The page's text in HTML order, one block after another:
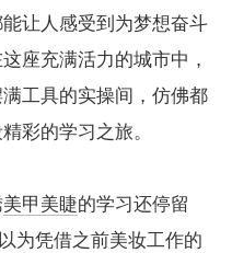
让人感受到为梦想奋斗
座充满活力的城市中，
工具的实操间，仿佛都
彩的学习之旅。
美甲美睫的学习还停留
为凭借之前美妆工作的